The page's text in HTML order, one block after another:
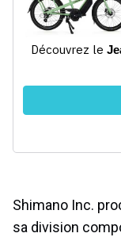
Shimano Inc.
sa division